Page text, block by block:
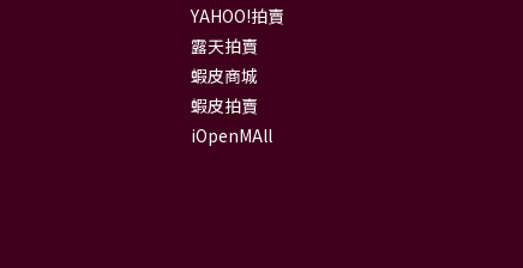
YAHOO!拍賣
露天拍賣
蝦皮商城
蝦皮拍賣
iOpenMAll